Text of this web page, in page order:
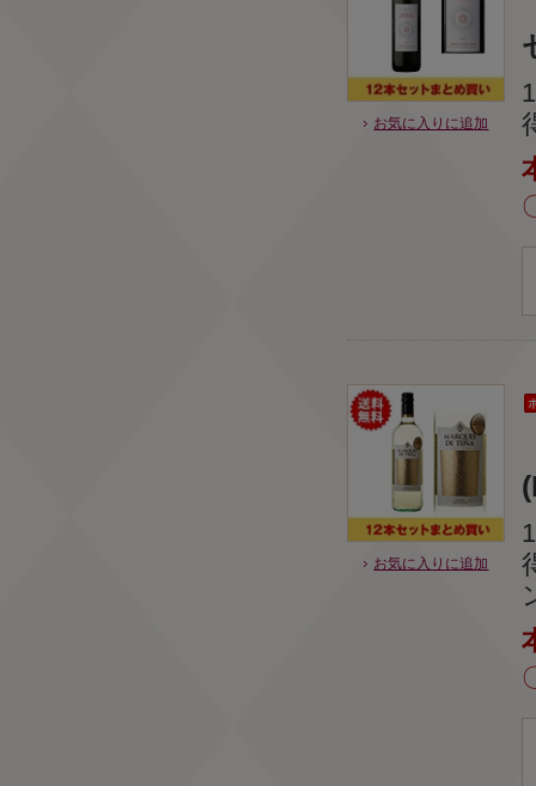
お気に入りに追加
お気に入りに追加